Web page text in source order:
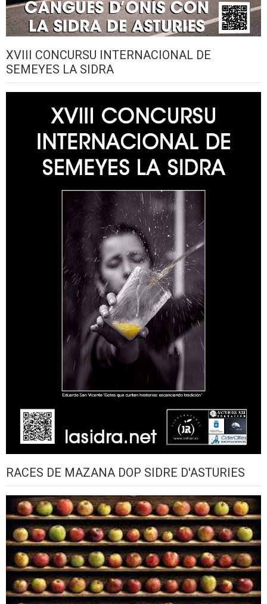
XVIII CONCURSU INTERNACIONAL DE
SEMEYES LA SIDRA
RACES DE MAZANA DOP SIDRE D'ASTURIES